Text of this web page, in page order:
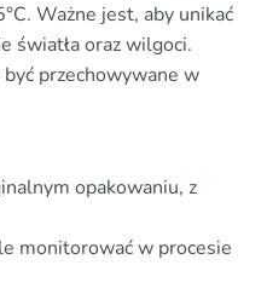
Ważne jest, aby unikać
światła oraz wilgoci.
przechowywane w
opakowaniu, z
monitorować w procesie